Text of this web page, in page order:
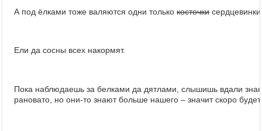
А под ёлками тоже валяются одни только косточки
Ели да сосны всех накормят.
Пока наблюдаешь за белками да дятлами, слышишь вдали
рановато, но они-то знают больше нашего – значит скоро